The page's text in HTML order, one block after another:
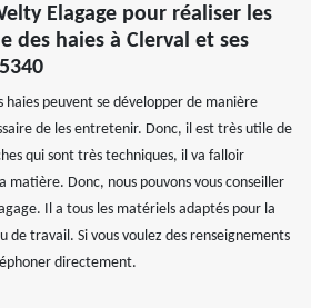
Elagage pour réaliser les
des haies à Clerval et ses
haies peuvent se développer de manière
de les entretenir. Donc, il est très utile de
qui sont très techniques, il va falloir
matière. Donc, nous pouvons vous conseiller
Il a tous les matériels adaptés pour la
travail. Si vous voulez des renseignements
directement.